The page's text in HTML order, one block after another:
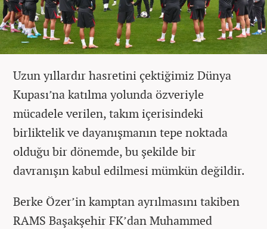
Uzun yıllardır hasretini çektiğimiz Dünya
Kupası’na katılma yolunda özveriyle
mücadele verilen, takım içerisindeki
birliktelik ve dayanışmanın tepe noktada
olduğu bir dönemde, bu şekilde bir
davranışın kabul edilmesi mümkün değildir.
Berke Özer’in kamptan ayrılmasını takiben
RAMS Başakşehir FK’dan Muhammed